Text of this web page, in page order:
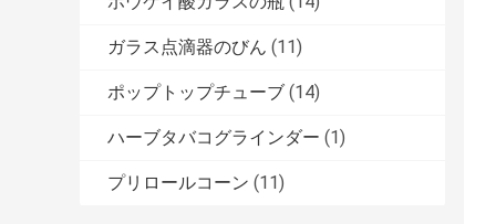
ガラス点滴器のびん (11)
ポップトップチューブ (14)
ハーブタバコグラインダー (1)
プリロールコーン (11)